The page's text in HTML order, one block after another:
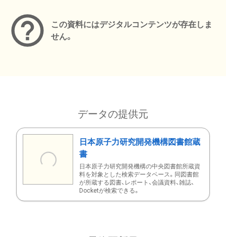
この資料にはデジタルコンテンツが存在しま
せん。
データの提供元
日本原子力研究開発機構図書館蔵
書
日本原子力研究開発機構の中央図書館所蔵資
料を対象とした検索データベース。同図書館
が所蔵する図書、レポート、会議資料、雑誌、
Docketが検索できる。